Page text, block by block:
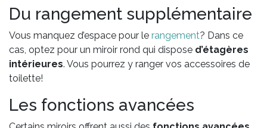
Du rangement supplémentaire
Vous manquez d’espace pour le rangement? Dans ce
cas, optez pour un miroir rond qui dispose d’étagères
intérieures. Vous pourrez y ranger vos accessoires de
toilette!
Les fonctions avancées